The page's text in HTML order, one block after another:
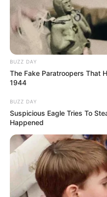
BUZZ DAY
The Fake Paratroopers That
1944
BUZZ DAY
Suspicious Eagle Tries To
Happened